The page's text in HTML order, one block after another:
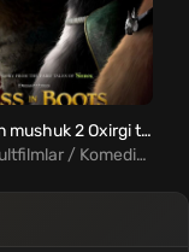
Etik kiygan mushuk 2 Oxirgi tilak Uzbek tilida
Tarjima Multfilmlar / Komediya / Sarguzasht / Xorij Multfilmlar Uzbek Tilida